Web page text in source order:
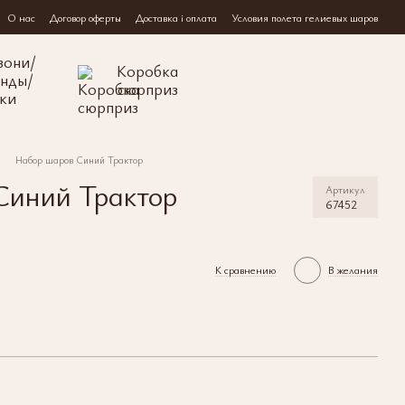
О нас Договор оферты Доставка і оплата Условия полета гелиевых шаров
Коробка
сюрприз
Набор шаров Синий Трактор
Трактор Артикул
67452
К сравнению В желания